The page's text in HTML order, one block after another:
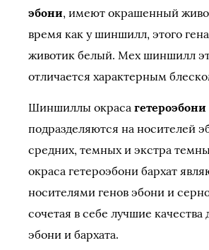
эбони, имеют окрашенный
время как у шиншилл, этого
животик белый. Мех шиншилл
отличается характерным
Шиншиллы окраса гетероэбони
подразделяются на носителей
средних, темных и экстра
окраса гетероэбони бархат
носителями генов эбони и
сочетая в себе лучшие качества
эбони и бархата.